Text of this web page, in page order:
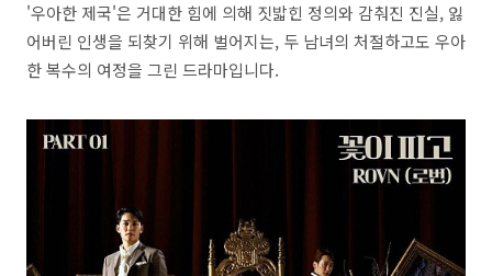
'우아한 제국'은 거대한 힘에 의해 짓밟힌 정의와 감춰진 진실, 잃
어버린 인생을 되찾기 위해 벌어지는, 두 남녀의 처절하고도 우아
한 복수의 여정을 그린 드라마입니다.